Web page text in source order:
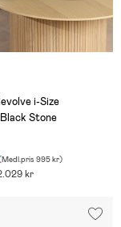
i-Size
Stone
Medl.pris 995 kr)
kr